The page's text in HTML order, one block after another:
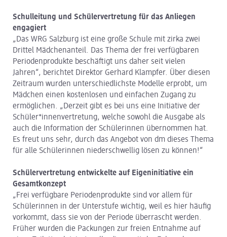
Schulleitung und Schülervertretung für das Anliegen
engagiert
„Das WRG Salzburg ist eine große Schule mit zirka zwei
Drittel Mädchenanteil. Das Thema der frei verfügbaren
Periodenprodukte beschäftigt uns daher seit vielen
Jahren“, berichtet Direktor Gerhard Klampfer. Über diesen
Zeitraum wurden unterschiedlichste Modelle erprobt, um
Mädchen einen kostenlosen und einfachen Zugang zu
ermöglichen. „Derzeit gibt es bei uns eine Initiative der
Schüler*innenvertretung, welche sowohl die Ausgabe als
auch die Information der Schülerinnen übernommen hat.
Es freut uns sehr, durch das Angebot von dm dieses Thema
für alle Schülerinnen niederschwellig lösen zu können!“
Schülervertretung entwickelte auf Eigeninitiative ein
Gesamtkonzept
„Frei verfügbare Periodenprodukte sind vor allem für
Schülerinnen in der Unterstufe wichtig, weil es hier häufig
vorkommt, dass sie von der Periode überrascht werden.
Früher wurden die Packungen zur freien Entnahme auf